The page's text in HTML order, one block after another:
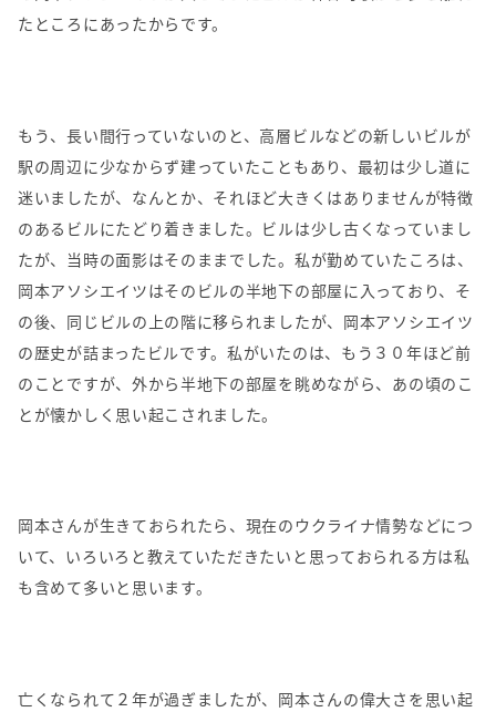
たところにあったからです。
もう、長い間行っていないのと、高層ビルなどの新しいビルが
駅の周辺に少なからず建っていたこともあり、最初は少し道に
迷いましたが、なんとか、それほど大きくはありませんが特徴
のあるビルにたどり着きました。ビルは少し古くなっていまし
たが、当時の面影はそのままでした。私が勤めていたころは、
岡本アソシエイツはそのビルの半地下の部屋に入っており、そ
の後、同じビルの上の階に移られましたが、岡本アソシエイツ
の歴史が詰まったビルです。私がいたのは、もう３０年ほど前
のことですが、外から半地下の部屋を眺めながら、あの頃のこ
とが懐かしく思い起こされました。
岡本さんが生きておられたら、現在のウクライナ情勢などにつ
いて、いろいろと教えていただきたいと思っておられる方は私
も含めて多いと思います。
亡くなられて２年が過ぎましたが、岡本さんの偉大さを思い起